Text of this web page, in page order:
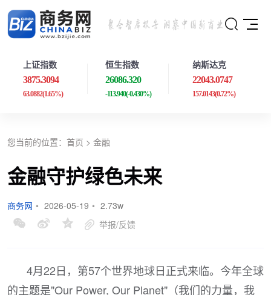
上证指数
3875.3094
63.0882(1.65%)
恒生指数
26086.320
-113.940(-0.430%)
纳斯达克
22043.0747
157.0143(0.72%)
您当前的位置： 首页 > 金融
金融守护绿色未来
商务网 • 2026-05-19 • 2.73w
举报/反馈
4月22日，第57个世界地球日正式来临。今年全球
的主题是"Our Power, Our Planet"（我们的力量，我